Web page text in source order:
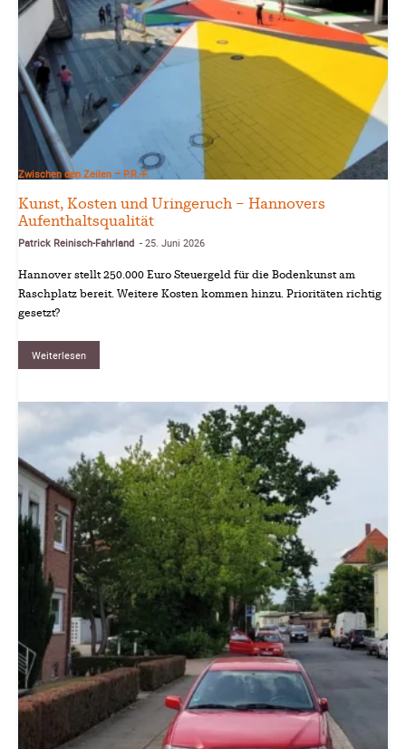
Zwischen den Zeilen – P.R.-F.
Kunst, Kosten und Uringeruch – Hannovers
Aufenthaltsqualität
Patrick Reinisch-Fahrland - 25. Juni 2026
Hannover stellt 250.000 Euro Steuergeld für die Bodenkunst am
Raschplatz bereit. Weitere Kosten kommen hinzu. Prioritäten richtig
gesetzt?
Weiterlesen